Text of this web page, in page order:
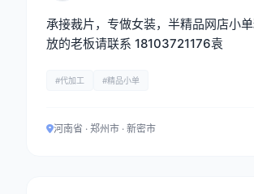
承接裁片，专做女装，半精品网店小
放的老板请联系 18103721176袁
#代加工 #精品小单
河南省 · 郑州市 · 新密市